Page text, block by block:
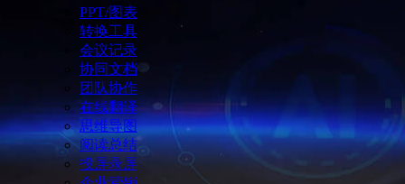
PPT/图表
转换工具
会议记录
协同文档
团队协作
在线翻译
思维导图
阅读总结
投屏录屏